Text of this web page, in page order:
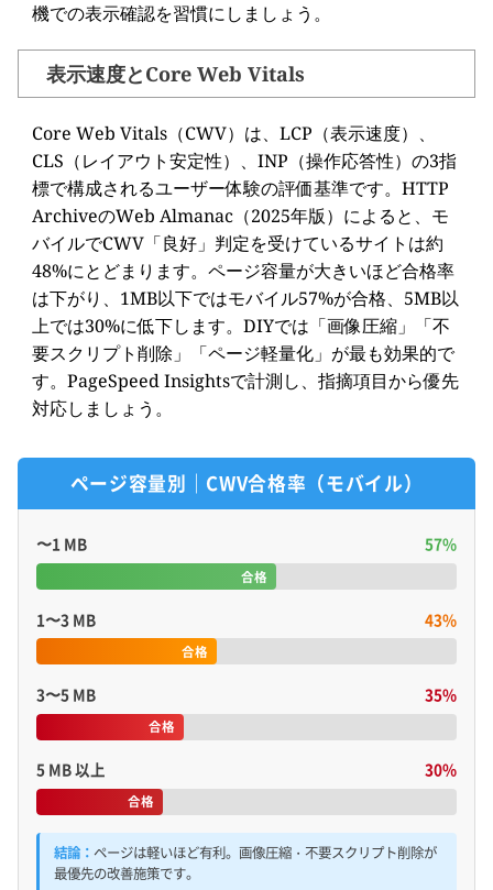
機での表示確認を習慣にしましょう。
表示速度とCore Web Vitals
Core Web Vitals（CWV）は、LCP（表示速度）、
CLS（レイアウト安定性）、INP（操作応答性）の3指
標で構成されるユーザー体験の評価基準です。HTTP
ArchiveのWeb Almanac（2025年版）によると、モ
バイルでCWV「良好」判定を受けているサイトは約
48%にとどまります。ページ容量が大きいほど合格率
は下がり、1MB以下ではモバイル57%が合格、5MB以
上では30%に低下します。DIYでは「画像圧縮」「不
要スクリプト削除」「ページ軽量化」が最も効果的で
す。PageSpeed Insightsで計測し、指摘項目から優先
対応しましょう。
ページ容量別｜CWV合格率（モバイル）
〜1 MB 57%
合格
1〜3 MB 43%
合格
3〜5 MB 35%
合格
5 MB 以上 30%
合格
結論： ページは軽いほど有利。画像圧縮・不要スクリプト削除が
最優先の改善施策です。